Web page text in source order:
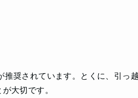
推奨されています。とくに、引っ
大切です。